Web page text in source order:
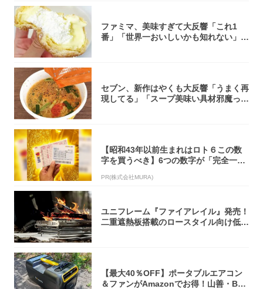
ファミマ、美味すぎて大反響「これ1
番」「世界一おいしいかも知れない」
セブン、新作はやくも大反響「うまく再
現してる」「スープ美味い具材邪魔って
【昭和43年以前生まれはロト６この数
字を買うべき】6つの数字が「完全一
PR(株式会社MURA)
ユニフレーム『ファイアレイル』発売！
二重遮熱板搭載のロースタイル向け低型
【最大40％OFF】ポータブルエアコン
＆ファンがAmazonでお得！山善・Bo